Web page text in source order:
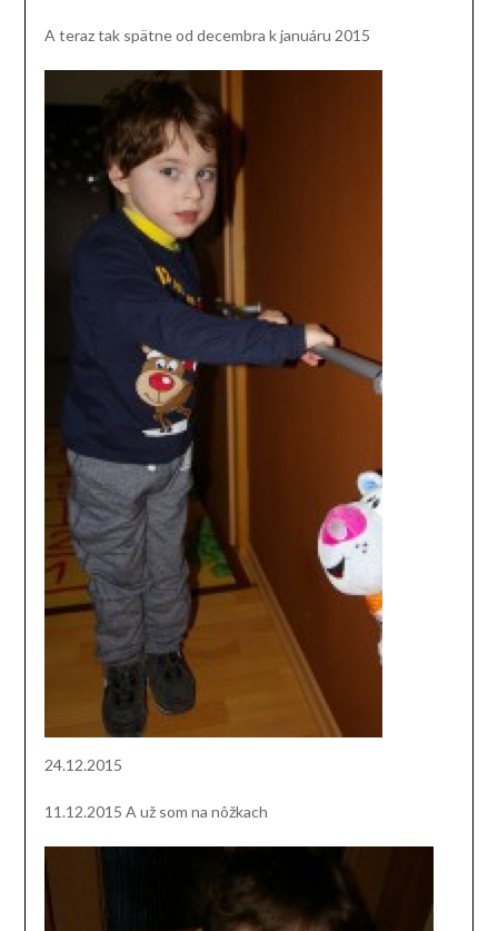
A teraz tak spätne od decembra k januáru 2015
24.12.2015
11.12.2015 A už som na nôžkach